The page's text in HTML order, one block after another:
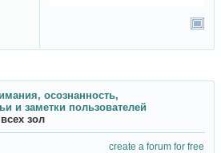
осознанность,
и заметки пользователей
зол
create a forum for free